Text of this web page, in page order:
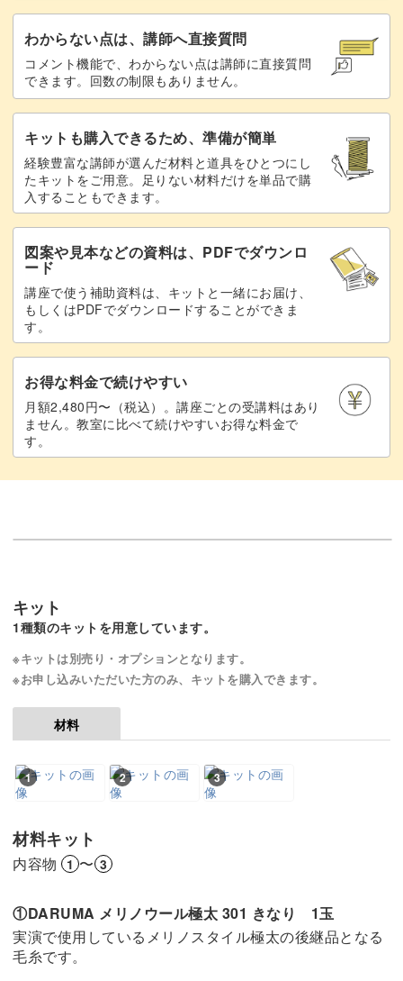
【12段目】表目2目編み、白い糸が3本重な
っている茶色の目を一度に表目に編む
14:27
【12段目】表目3目編み、白い糸が3本重な
っている茶色の目を一度に表目に編むを繰り返
【13段目】表目で1周編む 16:43
【14段目】水玉の色に変えて編む
【14段目】掛け目をして、編まずに1目右に
移す
19:23
【14段目】表目3目編む、引き上げ目を編む
を繰り返す
【14段目】最後の3目を表目に編む
【15〜16段目】14段目と同様に編む 21:38
【17段目】糸をベースの色に変え、引き上
げ目を編みながら1周編む
21:49
【39〜42段目】表目2目編む、裏目2目編む
（ゴム編み）を編む
【43段目】伏せ止めをする
糸端をとじ針に通して段差を目立たなくす
る
29:48
編地を裏に返し糸の始末をする
完成
わからない点は、講師へ直接質問
コメント機能で、わからない点は講師に直接質問
できます。回数の制限もありません。
キットも購入できるため、準備が簡単
経験豊富な講師が選んだ材料と道具をひとつにし
たキットをご用意。足りない材料だけを単品で購
入することもできます。
図案や見本などの資料は、PDFでダウンロ
ード
講座で使う補助資料は、キットと一緒にお届け、
もしくはPDFでダウンロードすることができま
す。
お得な料金で続けやすい
月額2,480円〜（税込）。講座ごとの受講料はあり
ません。教室に比べて続けやすいお得な料金で
す。
キット
1種類のキットを用意しています。
※キットは別売り・オプションとなります。
※お申し込みいただいた方のみ、キットを購入できます。
材料
1 2 3
材料キット
内容物 1 〜 3
①DARUMA メリノウール極太 301 きなり 1玉
実演で使用しているメリノスタイル極太の後継品となる
毛糸です。